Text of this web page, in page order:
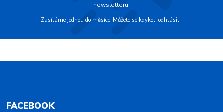
newsletteru.
Zasíláme jednou do měsíce. Můžete se kdykoli odhlásit.
FACEBOOK